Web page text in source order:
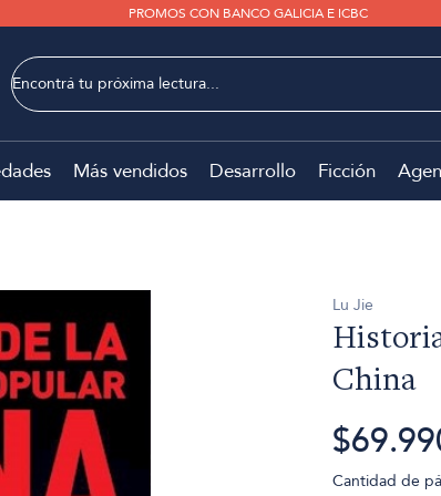
PROMOS CON BANCO GALICIA E ICBC
Más vendidos Desarrollo Ficción
Lu Jie
China
Cantidad de